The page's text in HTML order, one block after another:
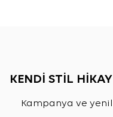
KENDİ STİL
Kampanya ve